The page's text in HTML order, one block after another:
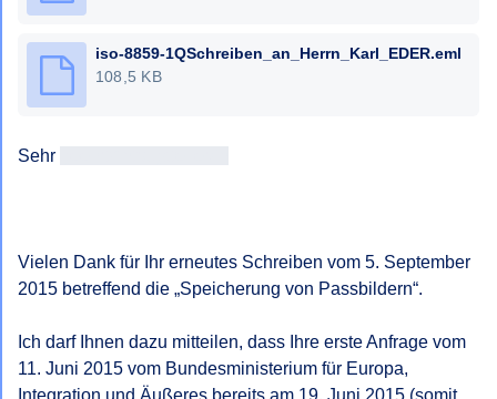
iso-8859-1QSchreiben_an_Herrn_Karl_EDER.eml
108,5 KB
Sehr
Vielen Dank für Ihr erneutes Schreiben vom 5. September
2015 betreffend die „Speicherung von Passbildern“.
Ich darf Ihnen dazu mitteilen, dass Ihre erste Anfrage vom
11. Juni 2015 vom Bundesministerium für Europa,
Integration und Äußeres bereits am 19. Juni 2015 (somit